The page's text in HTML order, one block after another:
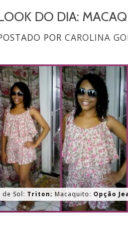
DO DIA:
POR CAROLINA
de Sol: Triton; Macaquito: Opção